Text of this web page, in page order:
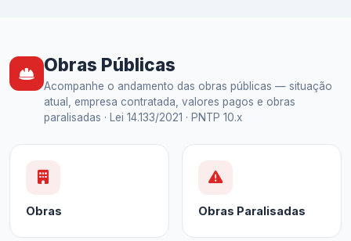
Obras Públicas
Acompanhe o andamento das obras públicas — situação
atual, empresa contratada, valores pagos e obras
paralisadas · Lei 14.133/2021 · PNTP 10.x
Obras Obras Paralisadas